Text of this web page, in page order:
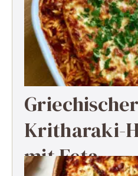
Griechischer
Kritharaki-
mit Feta